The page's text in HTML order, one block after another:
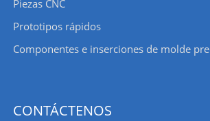
Piezas CNC
Prototipos rápidos
Componentes e inserciones de molde
CONTÁCTENOS